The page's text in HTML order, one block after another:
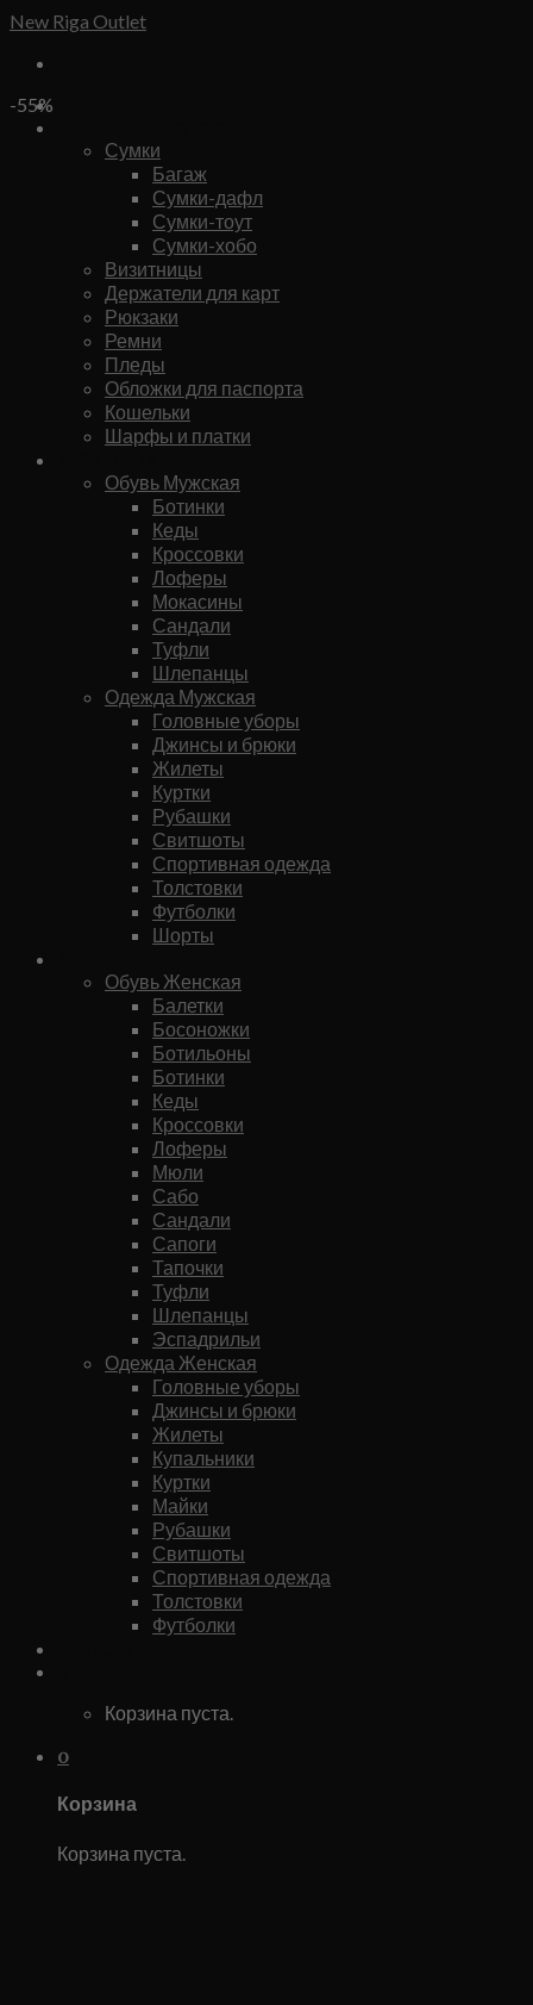
Skip
content
New Riga Outlet
Сумки
Багаж
Сумки-дафл
Сумки-тоут
Сумки-хобо
Визитницы
Держатели для карт
Рюкзаки
Ремни
Пледы
Обложки для паспорта
Кошельки
Шарфы и платки
Обувь Мужская
Ботинки
Кеды
Кроссовки
Лоферы
Мокасины
Сандали
Туфли
Шлепанцы
Одежда Мужская
Головные уборы
Джинсы и брюки
Жилеты
Куртки
Рубашки
Свитшоты
Спортивная одежда
Толстовки
Футболки
Шорты
Обувь Женская
Балетки
Босоножки
Ботильоны
Ботинки
Кеды
Кроссовки
Лоферы
Мюли
Сабо
Сандали
Сапоги
Тапочки
Туфли
Шлепанцы
Эспадрильи
Одежда Женская
Головные уборы
Джинсы и брюки
Жилеты
Купальники
Куртки
Майки
Рубашки
Свитшоты
Спортивная одежда
Толстовки
Футболки
Корзина пуста.
0
Корзина
Корзина пуста.
-55%